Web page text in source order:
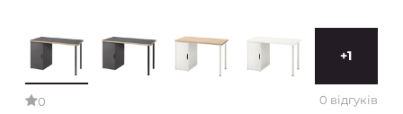
+1
0 0 відгуків